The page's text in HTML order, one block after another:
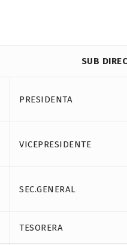
SUB
PRESIDENTA
VICEPRESIDENTE
SEC.GENERAL
TESORERA